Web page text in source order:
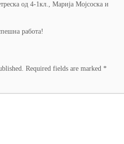
од 4-1кл., Марија Мојсоска и
работа!
Required fields are marked *